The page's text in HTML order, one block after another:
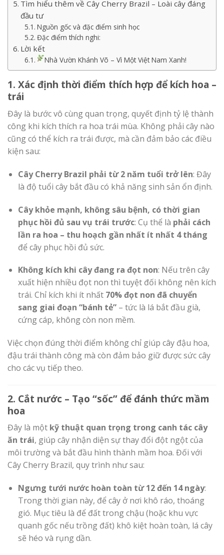
Tìm hiểu thêm về Cây Cherry Brazil – Loài cây đáng
đầu tư
Nguồn gốc và đặc điểm sinh học
Đặc điểm thích nghi:
Lời kết
Nhà Vườn Khánh Võ – Vì Một Việt Nam Xanh!
1. Xác định thời điểm thích hợp để kích hoa –
trái
Đây là bước vô cùng quan trọng, quyết định tỷ lệ thành
công khi kích thích ra hoa trái mùa. Không phải cây nào
cũng có thể kích ra trái được, mà cần đảm bảo các điều
kiện sau:
Cây Cherry Brazil phải từ 2 năm tuổi trở lên: Đây
là độ tuổi cây bắt đầu có khả năng sinh sản ổn định.
Cây khỏe mạnh, không sâu bệnh, có thời gian
phục hồi đủ sau vụ trái trước: Cụ thể là phải cách
lần ra hoa – thu hoạch gần nhất ít nhất 4 tháng
để cây phục hồi đủ sức.
Không kích khi cây đang ra đọt non: Nếu trên cây
xuất hiện nhiều đọt non thì tuyệt đối không nên kích
trái. Chỉ kích khi ít nhất 70% đọt non đã chuyển
sang giai đoạn “bánh tẻ”– tức là lá bắt đầu già,
cứng cáp, không còn non mềm.
Việc chọn đúng thời điểm không chỉ giúp cây đậu hoa,
đậu trái thành công mà còn đảm bảo giữ được sức cây
cho các vụ tiếp theo.
2. Cắt nước – Tạo “sốc” để đánh thức mầm
hoa
Đây là một kỹ thuật quan trọng trong canh tác cây
ăn trái, giúp cây nhận diện sự thay đổi đột ngột của
môi trường và bắt đầu hình thành mầm hoa. Đối với
Cây Cherry Brazil, quy trình như sau:
Ngưng tưới nước hoàn toàn từ 12 đến 14 ngày:
Trong thời gian này, để cây ở nơi khô ráo, thoáng
gió. Mục tiêu là để đất trong chậu (hoặc khu vực
quanh gốc nếu trồng đất) khô kiệt hoàn toàn, lá cây
sẽ héo và rụng dần.